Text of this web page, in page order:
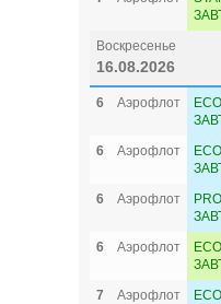
Воскресенье
16.08.2026
6 Аэрофлот
6
Аэрофлот
6
Аэрофлот
6
Аэрофлот
7
Аэрофлот